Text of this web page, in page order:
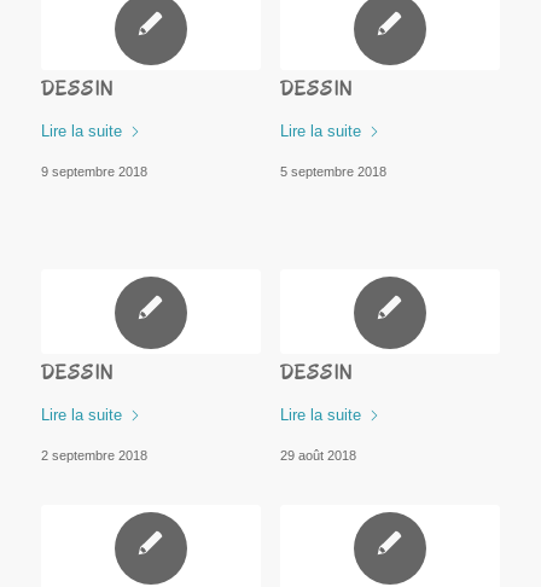
DESSIN
Lire la suite
9 septembre 2018
DESSIN
Lire la suite
5 septembre 2018
DESSIN
Lire la suite
2 septembre 2018
DESSIN
Lire la suite
29 août 2018